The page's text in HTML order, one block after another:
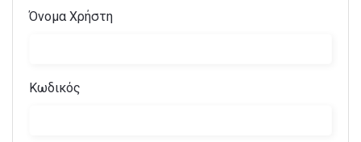
Όνομα Χρήστη
Κωδικός